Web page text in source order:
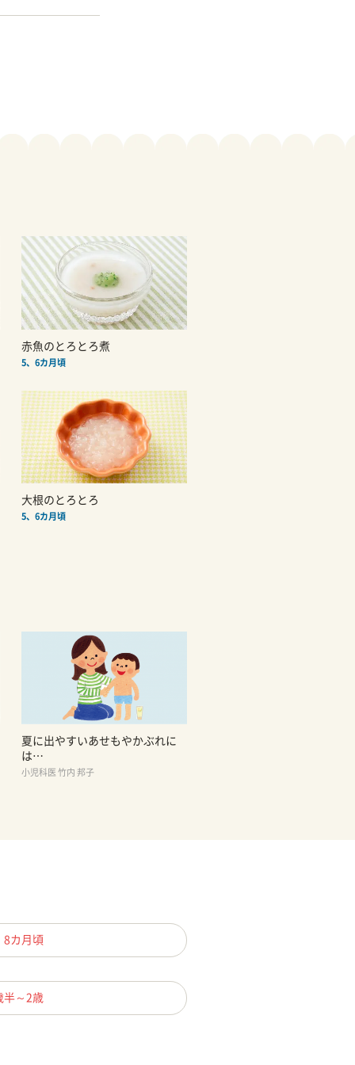
赤魚のとろとろ煮
5、6カ月頃
大根のとろとろ
5、6カ月頃
夏に出やすいあせもやかぶれに
は…
小児科医 竹内 邦子
8カ月頃
半～2歳